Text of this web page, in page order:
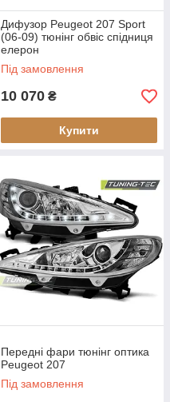
Дифузор Peugeot 207 Sport
(06-09) тюнінг обвіс спідниця
елерон
Під замовлення
10 070 ₴
Купити
Передні фари тюнінг оптика
Peugeot 207
Під замовлення